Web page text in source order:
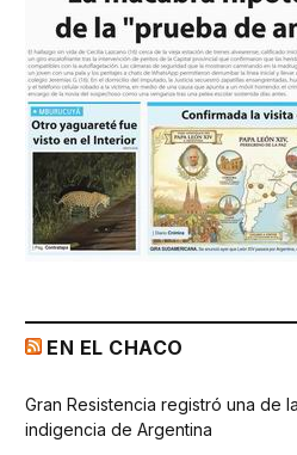
EN EL CHACO
Gran Resistencia registró una de
indigencia de Argentina